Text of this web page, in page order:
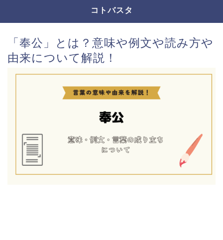
コトバスタ
「奉公」とは？意味や例文や読み方や
由来について解説！